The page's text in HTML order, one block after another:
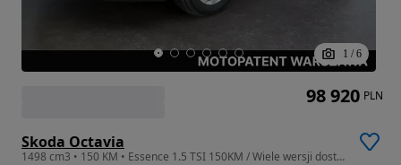
1 / 6
Skoda Octavia
1498 cm3 • 150 KM • Essence 1.5 TSI 150KM / Wiele wersji dostępnych / Leasing i Wynajem
98 920 PLN